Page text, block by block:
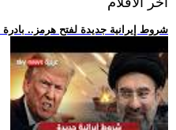
.. شروط إيرانية جديدة لفتح هرمز..